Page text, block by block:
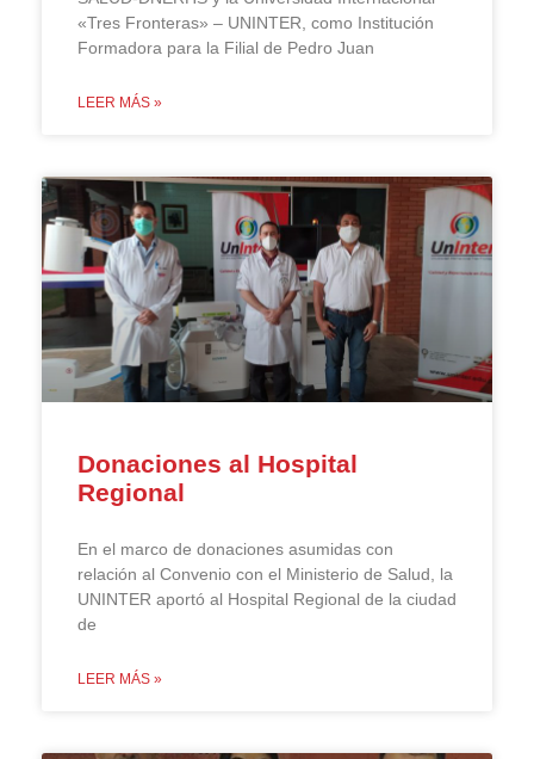
«Tres Fronteras» – UNINTER, como Institución
Formadora para la Filial de Pedro Juan
LEER MÁS »
Donaciones al Hospital
Regional
En el marco de donaciones asumidas con
relación al Convenio con el Ministerio de Salud, la
UNINTER aportó al Hospital Regional de la ciudad
de
LEER MÁS »